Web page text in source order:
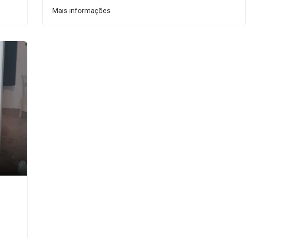
Mais informações